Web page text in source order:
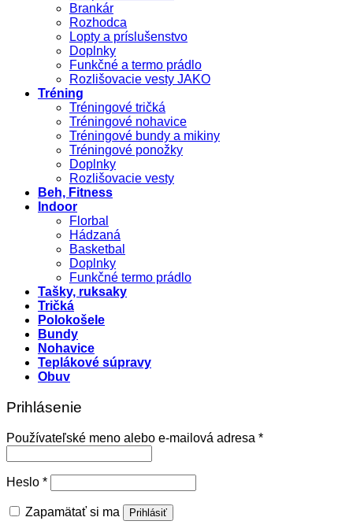
Brankár
Rozhodca
Lopty a príslušenstvo
Doplnky
Funkčné a termo prádlo
Rozlišovacie vesty JAKO
Tréning
Tréningové tričká
Tréningové nohavice
Tréningové bundy a mikiny
Tréningové ponožky
Doplnky
Rozlišovacie vesty
Beh, Fitness
Indoor
Florbal
Hádzaná
Basketbal
Doplnky
Funkčné termo prádlo
Tašky, ruksaky
Tričká
Polokošele
Bundy
Nohavice
Teplákové súpravy
Obuv
Prihlásenie
Používateľské meno alebo e-mailová adresa *Povinné
Heslo *Povinné
Zapamätať si ma Prihlásiť